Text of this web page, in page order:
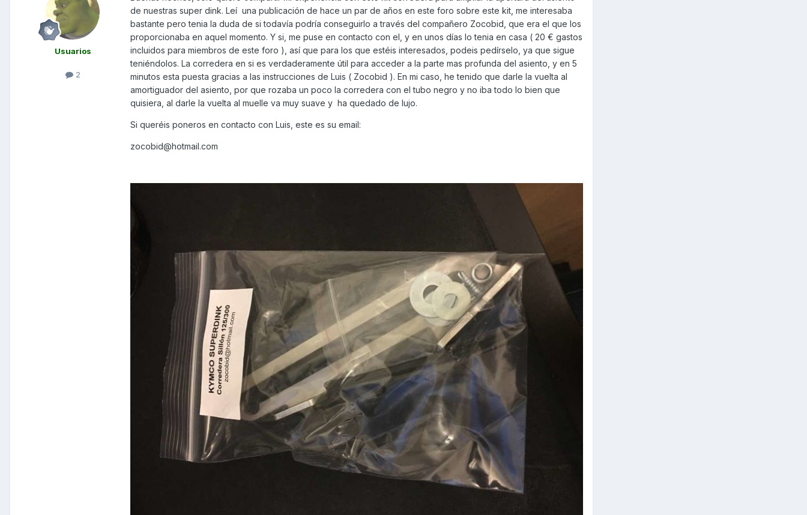
Usuarios
2
de nuestras super dink. Leí una publicación de hace un par de años en este foro sobre este kit, me interesaba
bastante pero tenia la duda de si todavía podría conseguirlo a través del compañero Zocobid, que era el que los
proporcionaba en aquel momento. Y si, me puse en contacto con el, y en unos días lo tenia en casa ( 20 € gastos
incluidos para miembros de este foro ), así que para los que estéis interesados, podeis pedírselo, ya que sigue
teniéndolos. La corredera en si es verdaderamente útil para acceder a la parte mas profunda del asiento, y en 5
minutos esta puesta gracias a las instrucciones de Luis ( Zocobid ). En mi caso, he tenido que darle la vuelta al
amortiguador del asiento, por que rozaba un poco la corredera con el tubo negro y no iba todo lo bien que
quisiera, al darle la vuelta al muelle va muy suave y ha quedado de lujo.
Si queréis poneros en contacto con Luis, este es su email:
zocobid@hotmail.com